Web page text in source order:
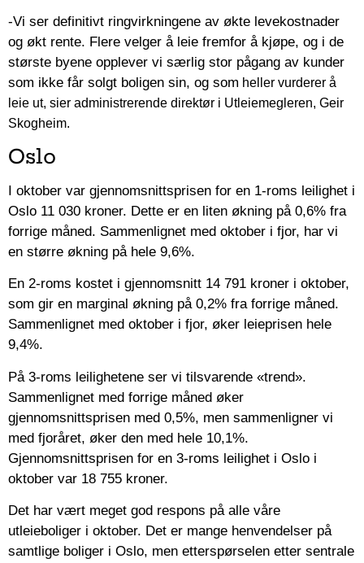
-Vi ser definitivt ringvirkningene av økte levekostnader
og økt rente. Flere velger å leie fremfor å kjøpe, og i de
største byene opplever vi særlig stor pågang av kunder
som ikke får solgt boligen sin, og som heller vurderer å
leie ut, sier administrerende direktør i Utleiemegleren, Geir
Skogheim.
Oslo
I oktober var gjennomsnittsprisen for en 1-roms leilighet i
Oslo 11 030 kroner. Dette er en liten økning på 0,6% fra
forrige måned. Sammenlignet med oktober i fjor, har vi
en større økning på hele 9,6%.
En 2-roms kostet i gjennomsnitt 14 791 kroner i oktober,
som gir en marginal økning på 0,2% fra forrige måned.
Sammenlignet med oktober i fjor, øker leieprisen hele
9,4%.
På 3-roms leilighetene ser vi tilsvarende «trend».
Sammenlignet med forrige måned øker
gjennomsnittsprisen med 0,5%, men sammenligner vi
med fjoråret, øker den med hele 10,1%.
Gjennomsnittsprisen for en 3-roms leilighet i Oslo i
oktober var 18 755 kroner.
Det har vært meget god respons på alle våre
utleieboliger i oktober. Det er mange henvendelser på
samtlige boliger i Oslo, men etterspørselen etter sentrale